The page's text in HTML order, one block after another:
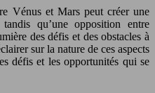
Vénus et Mars peut créer une
qu’une opposition entre
des défis et des obstacles à
sur la nature de ces aspects
défis et les opportunités qui se